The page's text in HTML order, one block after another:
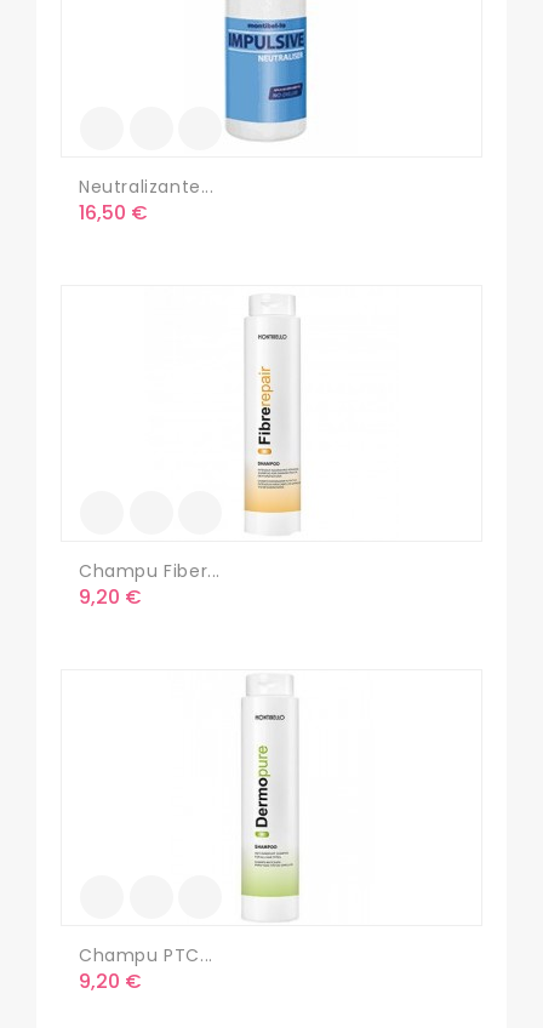
Neutralizante...
Precio
16,50 €
Champu Fiber...
Precio
9,20 €
Champu PTC...
Precio
9,20 €